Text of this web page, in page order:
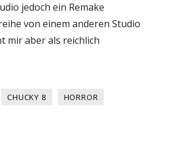
jedoch ein Remake
von einem anderen Studio
mir aber als reichlich
CHUCKY 8
HORROR